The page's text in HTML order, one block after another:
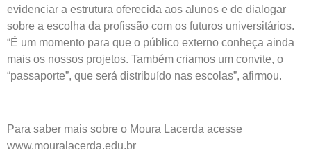
evidenciar a estrutura oferecida aos alunos e de dialogar
sobre a escolha da profissão com os futuros universitários.
“É um momento para que o público externo conheça ainda
mais os nossos projetos. Também criamos um convite, o
“passaporte”, que será distribuído nas escolas”, afirmou.
Para saber mais sobre o Moura Lacerda acesse
www.mouralacerda.edu.br